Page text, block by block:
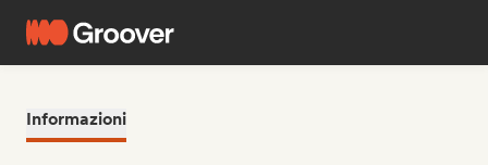
Informazioni